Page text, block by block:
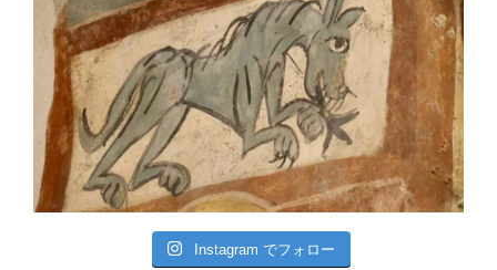
Instagram でフォロー